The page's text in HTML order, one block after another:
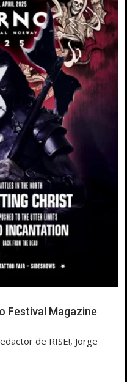
Festival Magazine
de RISE!, Jorge